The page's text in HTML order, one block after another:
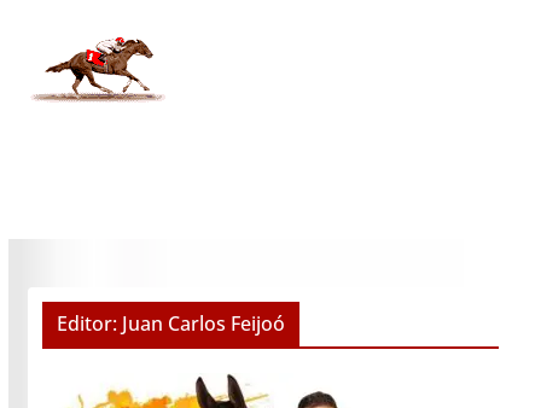
Editor: Juan Carlos Feijoó